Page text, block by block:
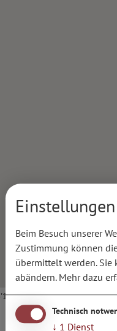
/ Längengrad:
Beim Besuch unserer
Zustimmung können
übermittelt werden.
abändern. Mehr dazu
Technisch
↓ 1 Dienst